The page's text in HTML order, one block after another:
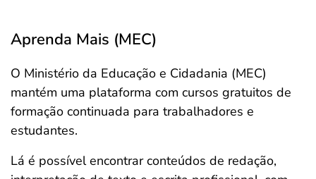
Aprenda Mais (MEC)
O Ministério da Educação e Cidadania (MEC)
mantém uma plataforma com cursos gratuitos de
formação continuada para trabalhadores e
estudantes.
Lá é possível encontrar conteúdos de redação,